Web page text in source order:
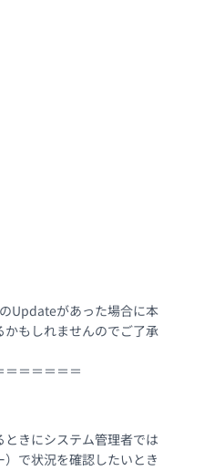
Updateがあった場合に本
もしれませんのでご了承
＝＝＝＝＝＝
きにシステム管理者では
で状況を確認したいとき